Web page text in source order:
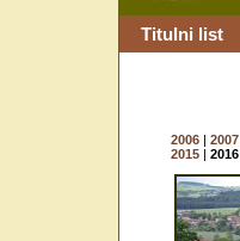
Titulni list
2006 | 2007
2015 | 2016